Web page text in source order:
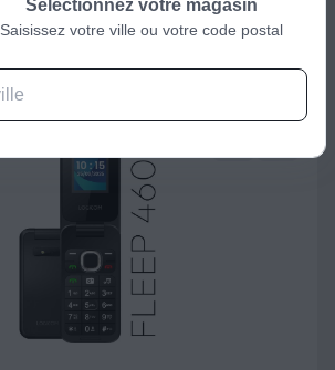
Ajouter au panier
Sélectionnez votre magasin
Saisissez votre ville ou votre code postal